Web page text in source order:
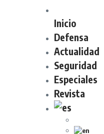
Inicio
Defensa
Actualidad
Seguridad
Especiales
Revista